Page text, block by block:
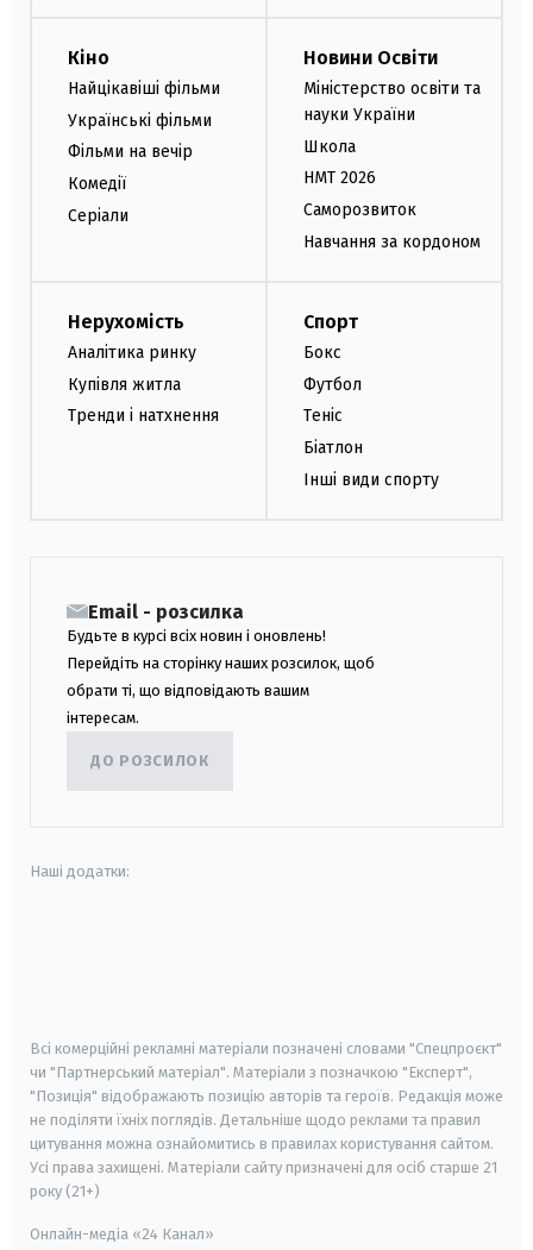
Кіно
Найцікавіші фільми
Українські фільми
Фільми на вечір
Комедії
Серіали
Новини Освіти
Міністерство освіти та
науки України
Школа
НМТ 2026
Саморозвиток
Навчання за кордоном
Нерухомість
Аналітика ринку
Купівля житла
Тренди і натхнення
Спорт
Бокс
Футбол
Теніс
Біатлон
Інші види спорту
Email - розсилка
Будьте в курсі всіх новин і оновлень!
Перейдіть на сторінку наших розсилок, щоб
обрати ті, що відповідають вашим
інтересам.
ДО РОЗСИЛОК
Наші додатки:
Всі комерційні рекламні матеріали позначені словами "Спецпроєкт"
чи "Партнерський матеріал". Матеріали з позначкою "Експерт",
"Позиція" відображають позицію авторів та героїв. Редакція може
не поділяти їхніх поглядів. Детальніше щодо реклами та правил
цитування можна ознайомитись в правилах користування сайтом.
Усі права захищені. Матеріали сайту призначені для осіб старше 21
року (21+)
Онлайн-медіа «24 Канал»